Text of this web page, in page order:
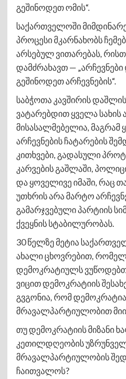
გეშინოდეთ ომის“.
საქართველოში
პროცესი მკარნახობს
არსებულ ვითარებას,
დამძრახავთ —
გეშინოდეთ არჩევნების“.
საბჭოთა კავშირის
ვატარებდით ყველა სახის
მისასალმებელია, მაგრამ
არჩევნების ჩატარების
კითხვები, გადასული
კარვების გაშლაში,
და ყოველივე იმაში, რაც
უთხრის არა მარტო
გამარჯვებული პარტიის
ქვეყნის სტაბილურობას.
30 წელზე მეტია
ახალი ცხოვრებით,
დემოკრატიულს
ვიცით დემოკრატიის
გვგონია, რომ
მრავალპარტიულობით
თუ დემოკრატიის მიზანი
კეთილდღეობის
მრავალპარტიულობის
ჩაითვალოს?